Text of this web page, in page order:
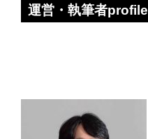
運営・執筆者profile